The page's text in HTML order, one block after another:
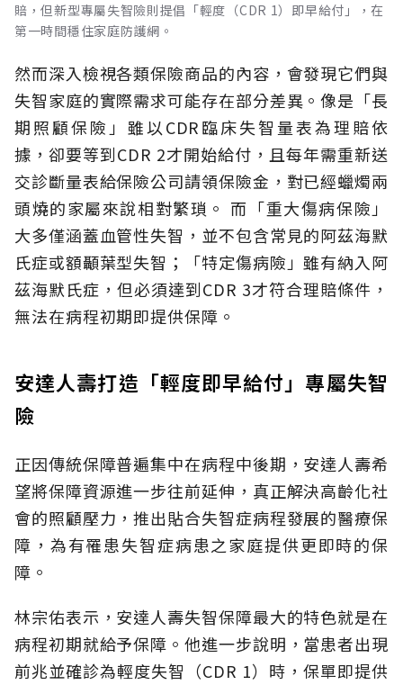
賠，但新型專屬失智險則提倡「輕度（CDR 1）即早給付」，在
第一時間穩住家庭防護網。
然而深入檢視各類保險商品的內容，會發現它們與
失智家庭的實際需求可能存在部分差異。像是「長
期照顧保險」雖以CDR臨床失智量表為理賠依
據，卻要等到CDR 2才開始給付，且每年需重新送
交診斷量表給保險公司請領保險金，對已經蠟燭兩
頭燒的家屬來說相對繁瑣。 而「重大傷病保險」
大多僅涵蓋血管性失智，並不包含常見的阿茲海默
氏症或額顳葉型失智；「特定傷病險」雖有納入阿
茲海默氏症，但必須達到CDR 3才符合理賠條件，
無法在病程初期即提供保障。
安達人壽打造「輕度即早給付」專屬失智
險
正因傳統保障普遍集中在病程中後期，安達人壽希
望將保障資源進一步往前延伸，真正解決高齡化社
會的照顧壓力，推出貼合失智症病程發展的醫療保
障，為有罹患失智症病患之家庭提供更即時的保
障。
林宗佑表示，安達人壽失智保障最大的特色就是在
病程初期就給予保障。他進一步說明，當患者出現
前兆並確診為輕度失智（CDR 1）時，保單即提供